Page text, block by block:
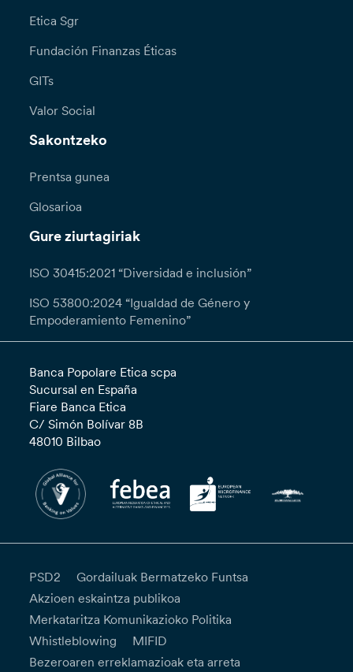
Etica Sgr
Fundación Finanzas Éticas
GITs
Valor Social
Sakontzeko
Prentsa gunea
Glosarioa
Gure ziurtagiriak
ISO 30415:2021 “Diversidad e inclusión”
ISO 53800:2024 “Igualdad de Género y
Empoderamiento Femenino”
Banca Popolare Etica scpa
Sucursal en España
Fiare Banca Etica
C/ Simón Bolívar 8B
48010 Bilbao
PSD2
Gordailuak Bermatzeko Funtsa
Akzioen eskaintza publikoa
Merkataritza Komunikazioko Politika
Whistleblowing
MIFID
Bezeroaren erreklamazioak eta arreta